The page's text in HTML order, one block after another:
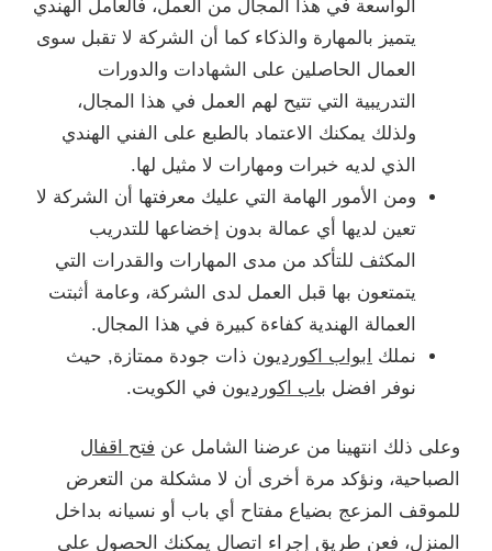
الواسعة في هذا المجال من العمل، فالعامل الهندي
يتميز بالمهارة والذكاء كما أن الشركة لا تقبل سوى
العمال الحاصلين على الشهادات والدورات
التدريبية التي تتيح لهم العمل في هذا المجال،
ولذلك يمكنك الاعتماد بالطبع على الفني الهندي
الذي لديه خبرات ومهارات لا مثيل لها.
ومن الأمور الهامة التي عليك معرفتها أن الشركة لا
تعين لديها أي عمالة بدون إخضاعها للتدريب
المكثف للتأكد من مدى المهارات والقدرات التي
يتمتعون بها قبل العمل لدى الشركة، وعامة أثبتت
العمالة الهندية كفاءة كبيرة في هذا المجال.
نملك
ابواب اكورديون ذات جودة ممتازة, حيث
نوفر افضل باب اكورديون في الكويت.
وعلى ذلك انتهينا من عرضنا الشامل عن فتح اقفال
الصباحية، ونؤكد مرة أخرى أن لا مشكلة من التعرض
للموقف المزعج بضياع مفتاح أي باب أو نسيانه بداخل
المنزل، فعن طريق إجراء اتصال يمكنك الحصول على